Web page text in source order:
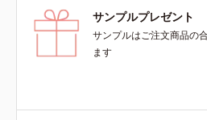
サンプルプレゼント
サンプルはご注文商品の
ます